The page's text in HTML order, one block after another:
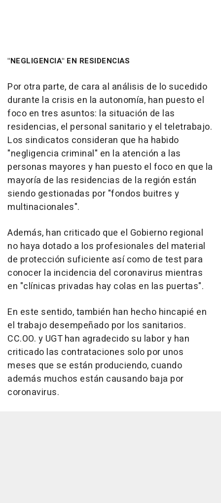
"NEGLIGENCIA" EN RESIDENCIAS
Por otra parte, de cara al análisis de lo sucedido
durante la crisis en la autonomía, han puesto el
foco en tres asuntos: la situación de las
residencias, el personal sanitario y el teletrabajo.
Los sindicatos consideran que ha habido
"negligencia criminal" en la atención a las
personas mayores y han puesto el foco en que la
mayoría de las residencias de la región están
siendo gestionadas por "fondos buitres y
multinacionales".
Además, han criticado que el Gobierno regional
no haya dotado a los profesionales del material
de protección suficiente así como de test para
conocer la incidencia del coronavirus mientras
en "clínicas privadas hay colas en las puertas".
En este sentido, también han hecho hincapié en
el trabajo desempeñado por los sanitarios.
CC.OO. y UGT han agradecido su labor y han
criticado las contrataciones solo por unos
meses que se están produciendo, cuando
además muchos están causando baja por
coronavirus.